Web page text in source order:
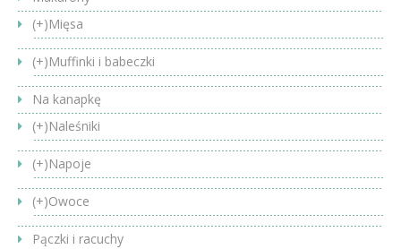
(+)Mięsa
(+)Muffinki i babeczki
Na kanapkę
(+)Naleśniki
(+)Napoje
(+)Owoce
Pączki i racuchy